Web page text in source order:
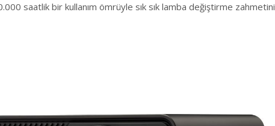
saatlik bir kullanım ömrüyle sık sık lamba değiştirme zahmetini